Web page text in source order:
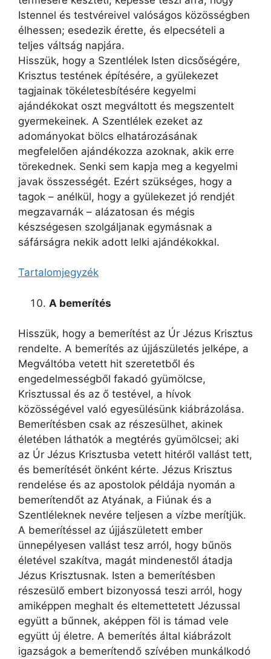
Istennel és testvéreivel valóságos közösségben
élhessen; esedezik érette, és elpecsételi a
teljes váltság napjára.
Hisszük, hogy a Szentlélek Isten dicsőségére,
Krisztus testének építésére, a gyülekezet
tagjainak tökéletesbítésére kegyelmi
ajándékokat oszt megváltott és megszentelt
gyermekeinek. A Szentlélek ezeket az
adományokat bölcs elhatározásának
megfelelően ajándékozza azoknak, akik erre
törekednek. Senki sem kapja meg a kegyelmi
javak összességét. Ezért szükséges, hogy a
tagok – anélkül, hogy a gyülekezet jó rendjét
megzavarnák – alázatosan és mégis
készségesen szolgáljanak egymásnak a
sáfárságra nekik adott lelki ajándékokkal.
Tartalomjegyzék
A bemerítés
Hisszük, hogy a bemerítést az Úr Jézus Krisztus
rendelte. A bemerítés az újjászületés jelképe, a
Megváltóba vetett hit szeretetből és
engedelmességből fakadó gyümölcse,
Krisztussal és az ő testével, a hívok
közösségével való egyesülésünk kiábrázolása.
Bemerítésben csak az részesülhet, akinek
életében láthatók a megtérés gyümölcsei; aki
az Úr Jézus Krisztusba vetett hitéről vallást tett,
és bemerítését önként kérte. Jézus Krisztus
rendelése és az apostolok példája nyomán a
bemerítendőt az Atyának, a Fiúnak és a
Szentléleknek nevére teljesen a vízbe merítjük.
A bemerítéssel az újjászületett ember
ünnepélyesen vallást tesz arról, hogy bűnös
életével szakítva, magát mindenestől átadja
Jézus Krisztusnak. Isten a bemerítésben
részesülő embert bizonyossá teszi arról, hogy
amiképpen meghalt és eltemettetett Jézussal
együtt a bűnnek, aképpen föl is támad vele
együtt új életre. A bemerítés által kiábrázolt
igazságok a bemerítendő szívében munkálkodó